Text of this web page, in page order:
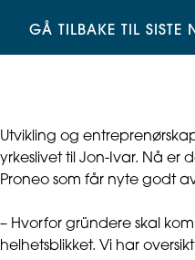
GÅ TILBAKE TIL SISTE
Utvikling og
yrkeslivet til Jon-Ivar. Nå er
Proneo som får nyte godt
– Hvorfor gründere skal
helhetsblikket. Vi har